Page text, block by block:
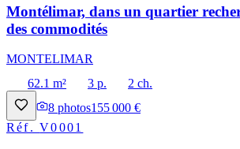
Montélimar, dans un quartier
des commodités
MONTELIMAR
62.1 m²
3 p.
2 ch.
8 photos155 000 €
Réf.V0001